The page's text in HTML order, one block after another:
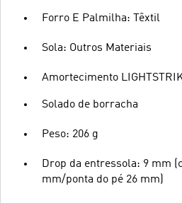
Forro E Palmilha: Têxtil
Sola: Outros Materiais
Amortecimento
Solado de borracha
Peso: 206 g
Drop da entressola: 9 mm
mm/ponta do pé 26 mm)